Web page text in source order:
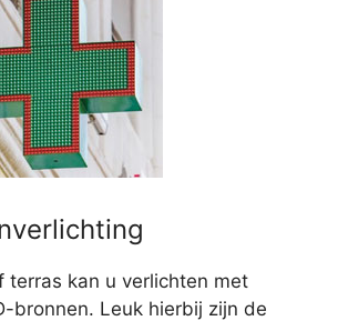
terras kan u verlichten met
bronnen. Leuk hierbij zijn de